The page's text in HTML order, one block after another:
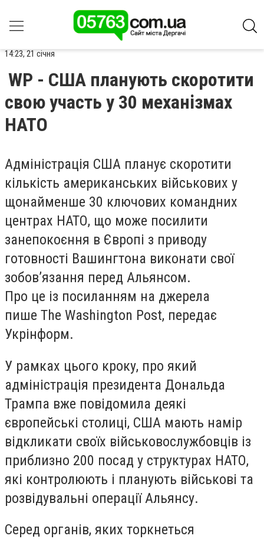
14:23, 21 січня
WP - США планують скоротити
свою участь у 30 механізмах
НАТО
Адміністрація США планує скоротити
кількість американських військових у
щонайменше 30 ключових командних
центрах НАТО, що може посилити
занепокоєння в Європі з приводу
готовності Вашингтона виконати свої
зобов’язання перед Альянсом.
Про це із посиланням на джерела
пише The Washington Post, передає
Укрінформ.
У рамках цього кроку, про який
адміністрація президента Дональда
Трампа вже повідомила деякі
європейські столиці, США мають намір
відкликати своїх військовослужбовців із
приблизно 200 посад у структурах НАТО,
які контролюють і планують військові та
розвідувальні операції Альянсу.
Серед органів, яких торкнеться